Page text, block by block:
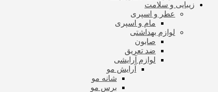
زیبایی و سلامت
عطر و اسپری
مام و اسپری
لوازم بهداشتی
صابون
ضد تعریق
لوازم آرایشی
آرایش مو
شانه مو
برس مو